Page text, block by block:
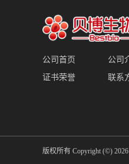
公司首页 公司
证书荣誉
联系
版权所有 Copyright (©) 2026